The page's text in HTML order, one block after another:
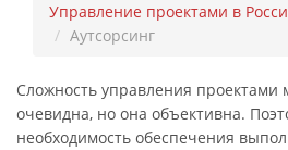
Управление проектами в
Аутсорсинг
Сложность управления проектами
очевидна, но она объективна.
необходимость обеспечения